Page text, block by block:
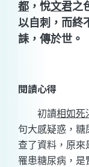
都 ，悅文君之
以自刺，而終
誄，傳於世。
閱讀心得
初讀相如死
句大感疑惑，糖
查了資料，原來
罹患糖尿病，是